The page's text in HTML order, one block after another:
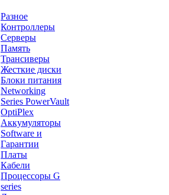
Разное
Контроллеры
Серверы
Память
Трансиверы
Жесткие диски
Блоки питания
Networking
Series PowerVault
OptiPlex
Аккумуляторы
Software и
Гарантии
Платы
Кабели
Процессоры G
series